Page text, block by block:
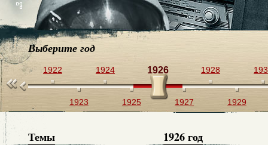
Выберите год
1922
1923
1924
1925
1926
1927
1928
1929
1926 год
Темы